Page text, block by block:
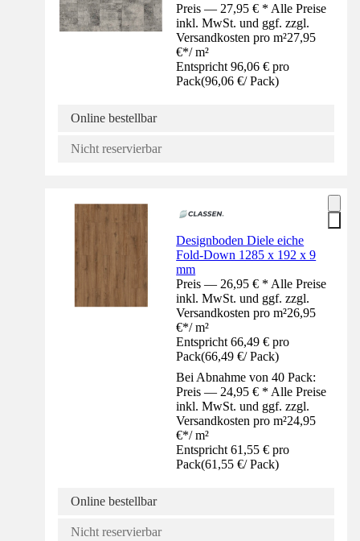
Preis — 27,95 € * Alle Preise
inkl. MwSt. und ggf. zzgl.
Versandkosten pro m²27,95
€*/ m²
Entspricht 96,06 € pro
Pack(96,06 €/ Pack)
Online bestellbar
Nicht reservierbar
Designboden Diele eiche
Fold-Down 1285 x 192 x 9
mm
Preis — 26,95 € * Alle Preise
inkl. MwSt. und ggf. zzgl.
Versandkosten pro m²26,95
€*/ m²
Entspricht 66,49 € pro
Pack(66,49 €/ Pack)
Bei Abnahme von 40 Pack:
Preis — 24,95 € * Alle Preise
inkl. MwSt. und ggf. zzgl.
Versandkosten pro m²24,95
€*/ m²
Entspricht 61,55 € pro
Pack(61,55 €/ Pack)
Online bestellbar
Nicht reservierbar